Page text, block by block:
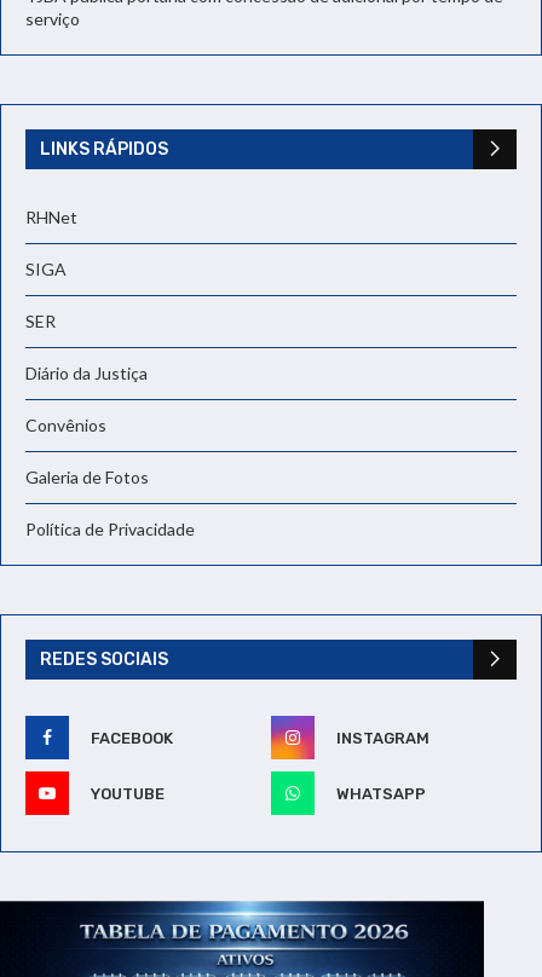
serviço
LINKS RÁPIDOS
RHNet
SIGA
SER
Diário da Justiça
Convênios
Galeria de Fotos
Política de Privacidade
REDES SOCIAIS
FACEBOOK INSTAGRAM
YOUTUBE WHATSAPP